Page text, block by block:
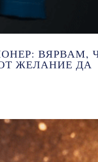
ВЯРВАМ,
ЖЕЛАНИЕ ДА